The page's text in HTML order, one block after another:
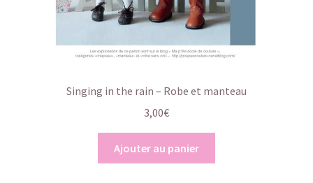
Singing in the rain – Robe et manteau
3,00€
Ajouter au panier